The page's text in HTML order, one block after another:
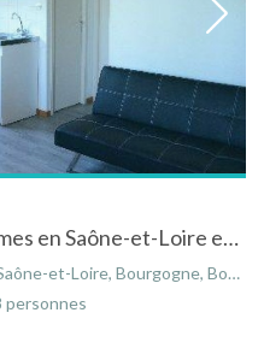
Chalets à Dompierre les Ormes en Saône-et-Loire en Bourgogne en pleine nature
Bourgogne-Franche-Comté, France
personnes